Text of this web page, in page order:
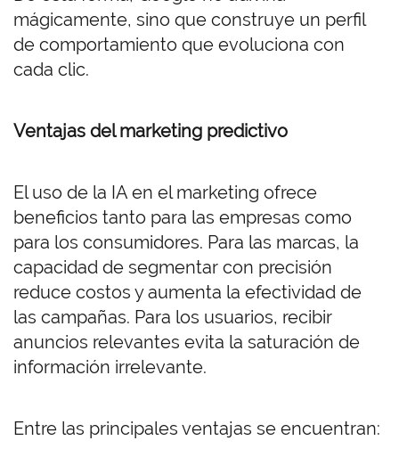
mágicamente, sino que construye un perfil
de comportamiento que evoluciona con
cada clic.
Ventajas del marketing predictivo
El uso de la IA en el marketing ofrece
beneficios tanto para las empresas como
para los consumidores. Para las marcas, la
capacidad de segmentar con precisión
reduce costos y aumenta la efectividad de
las campañas. Para los usuarios, recibir
anuncios relevantes evita la saturación de
información irrelevante.
Entre las principales ventajas se encuentran: